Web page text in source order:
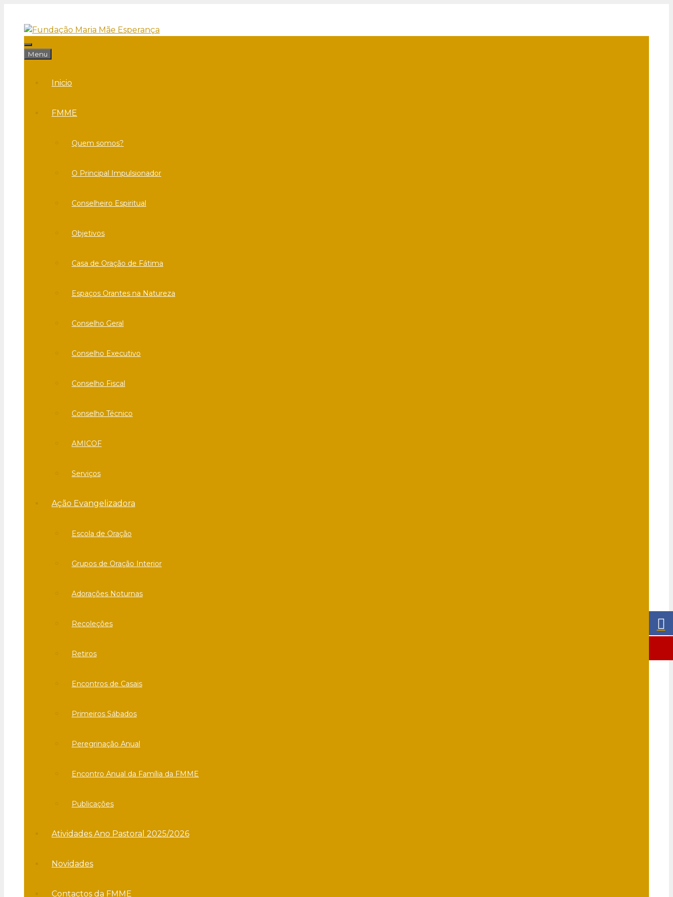
conteúdo
Menu
Menu
Inicio
FMME
Quem somos?
O Principal Impulsionador
Conselheiro Espiritual
Objetivos
Casa de Oração de Fátima
Espaços Orantes na Natureza
Conselho Geral
Conselho Executivo
Conselho Fiscal
Conselho Técnico
AMICOF
Serviços
Ação Evangelizadora
Escola de Oração
Grupos de Oração Interior
Adorações Noturnas
Recoleções
Retiros
Encontros de Casais
Primeiros Sábados
Peregrinação Anual
Encontro Anual da Família da FMME
Publicações
Atividades Ano Pastoral 2025/2026
Novidades
Contactos da FMME